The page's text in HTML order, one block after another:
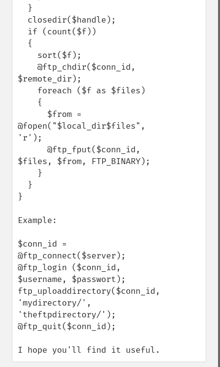
$remote_dir);
@fopen("$local_dir$files",
'r');
$files, $from, FTP_BINARY);
}
Example:
$conn_id =
@ftp_connect($server);
@ftp_login ($conn_id,
$username, $passwort);
ftp_uploaddirectory($conn_id,
'mydirectory/',
'theftpdirectory/');
@ftp_quit($conn_id);
I hope you'll find it useful.